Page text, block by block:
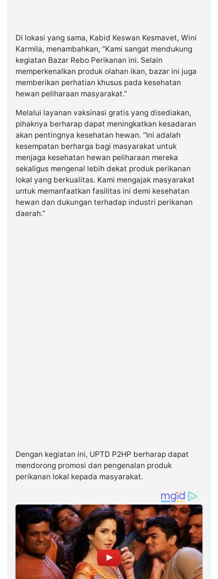
Di lokasi yang sama, Kabid Keswan Kesmavet, Wini
Karmila, menambahkan, “Kami sangat mendukung
kegiatan Bazar Rebo Perikanan ini. Selain
memperkenalkan produk olahan ikan, bazar ini juga
memberikan perhatian khusus pada kesehatan
hewan peliharaan masyarakat.”
Melalui layanan vaksinasi gratis yang disediakan,
pihaknya berharap dapat meningkatkan kesadaran
akan pentingnya kesehatan hewan. “Ini adalah
kesempatan berharga bagi masyarakat untuk
menjaga kesehatan hewan peliharaan mereka
sekaligus mengenal lebih dekat produk perikanan
lokal yang berkualitas. Kami mengajak masyarakat
untuk memanfaatkan fasilitas ini demi kesehatan
hewan dan dukungan terhadap industri perikanan
daerah.”
Dengan kegiatan ini, UPTD P2HP berharap dapat
mendorong promosi dan pengenalan produk
perikanan lokal kepada masyarakat.